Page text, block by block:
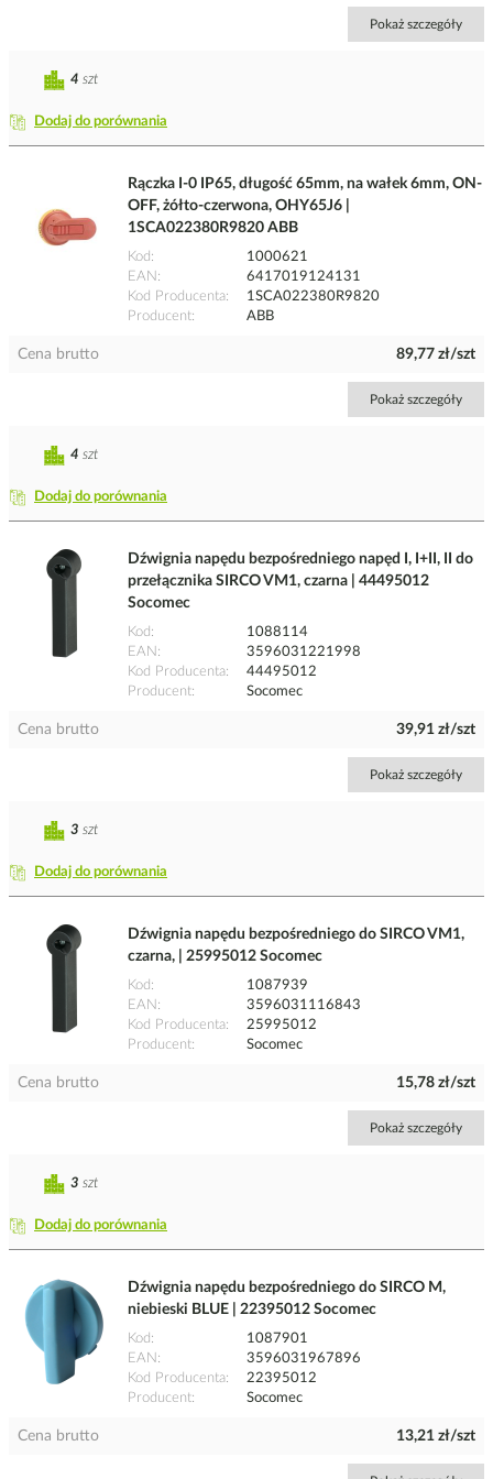
Pokaż szczegóły
Dodaj do porównania
4 szt
Rączka I-0 IP65, długość 65mm, na wałek 6mm, ON-
OFF, żółto-czerwona, OHY65J6 |
1SCA022380R9820 ABB
Kod
1000621
EAN
6417019124131
Kod Producenta
1SCA022380R9820
Producent
ABB
Cena brutto 89,77 zł/szt
Pokaż szczegóły
Dodaj do porównania
4 szt
Dźwignia napędu bezpośredniego napęd I, I+II, II do
przełącznika SIRCO VM1, czarna | 44495012
Socomec
Kod
1088114
EAN
3596031221998
Kod Producenta
44495012
Producent
Socomec
Cena brutto 39,91 zł/szt
Pokaż szczegóły
Dodaj do porównania
3 szt
Dźwignia napędu bezpośredniego do SIRCO VM1,
czarna, | 25995012 Socomec
Kod
1087939
EAN
3596031116843
Kod Producenta
25995012
Producent
Socomec
Cena brutto 15,78 zł/szt
Pokaż szczegóły
Dodaj do porównania
3 szt
Dźwignia napędu bezpośredniego do SIRCO M,
niebieski BLUE | 22395012 Socomec
Kod
1087901
EAN
3596031967896
Kod Producenta
22395012
Producent
Socomec
Cena brutto 13,21 zł/szt